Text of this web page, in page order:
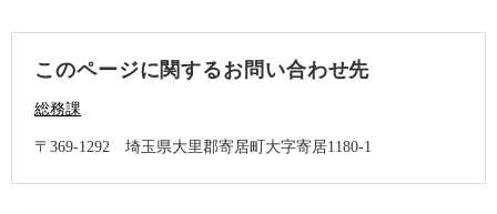
このページに関するお問い合わせ先
総務課
〒369-1292 埼玉県大里郡寄居町大字寄居1180-1